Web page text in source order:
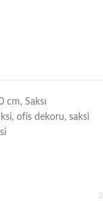
cm, Saksı
, ofis dekoru, saksi